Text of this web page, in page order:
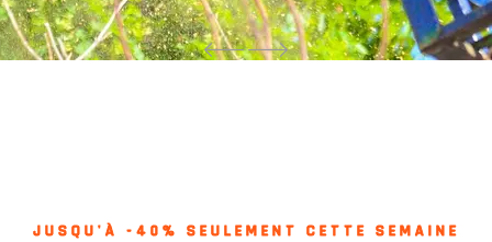
JUSQU'À -40% SEULEMENT CETTE SEMAINE